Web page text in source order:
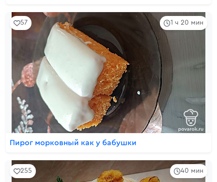
1 ч 20 мин
57
Пирог морковный как у бабушки
40 мин
255